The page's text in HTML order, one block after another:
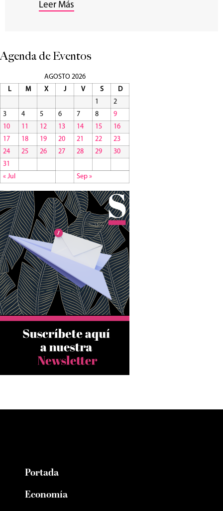
Leer Más
Agenda de Eventos
AGOSTO 2026
L
M X J V S
D
1
2
3
4 5 6 7 8
9
10
11 12 13 14 15
16
17
18 19 20 21 22
23
24
25 26 27 28 29
30
31
« Jul
Sep »
Portada
Economía